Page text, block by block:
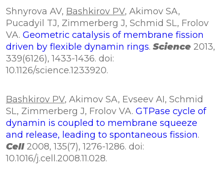
Shnyrova AV, Bashkirov PV, Akimov SA,
Pucadyil TJ, Zimmerberg J, Schmid SL, Frolov
VA. Geometric catalysis of membrane fission
driven by flexible dynamin rings.Science 2013,
339(6126), 1433-1436. doi:
10.1126/science.1233920.
Bashkirov PV, Akimov SA, Evseev AI, Schmid
SL, Zimmerberg J, Frolov VA. GTPase cycle of
dynamin is coupled to membrane squeeze
and release, leading to spontaneous fission.
Cell 2008, 135(7), 1276-1286. doi:
10.1016/j.cell.2008.11.028.